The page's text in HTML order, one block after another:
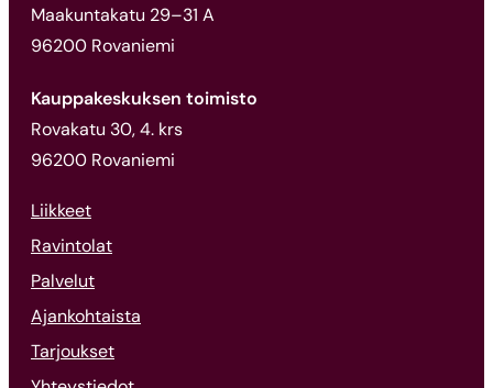
Maakuntakatu 29–31 A
96200 Rovaniemi
Kauppakeskuksen toimisto
Rovakatu 30, 4. krs
96200 Rovaniemi
Liikkeet
Ravintolat
Palvelut
Ajankohtaista
Tarjoukset